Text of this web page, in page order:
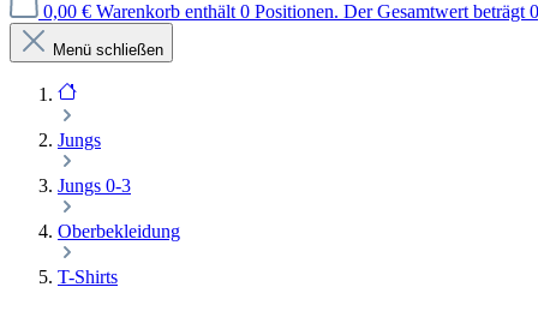
0,00 € Warenkorb enthält 0 Positionen. Der Gesamtwert beträgt
Menü schließen
Jungs
Jungs 0-3
Oberbekleidung
T-Shirts